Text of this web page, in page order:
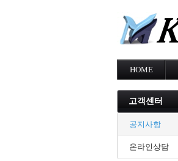
HOME
고객센터
공지사항
온라인상담